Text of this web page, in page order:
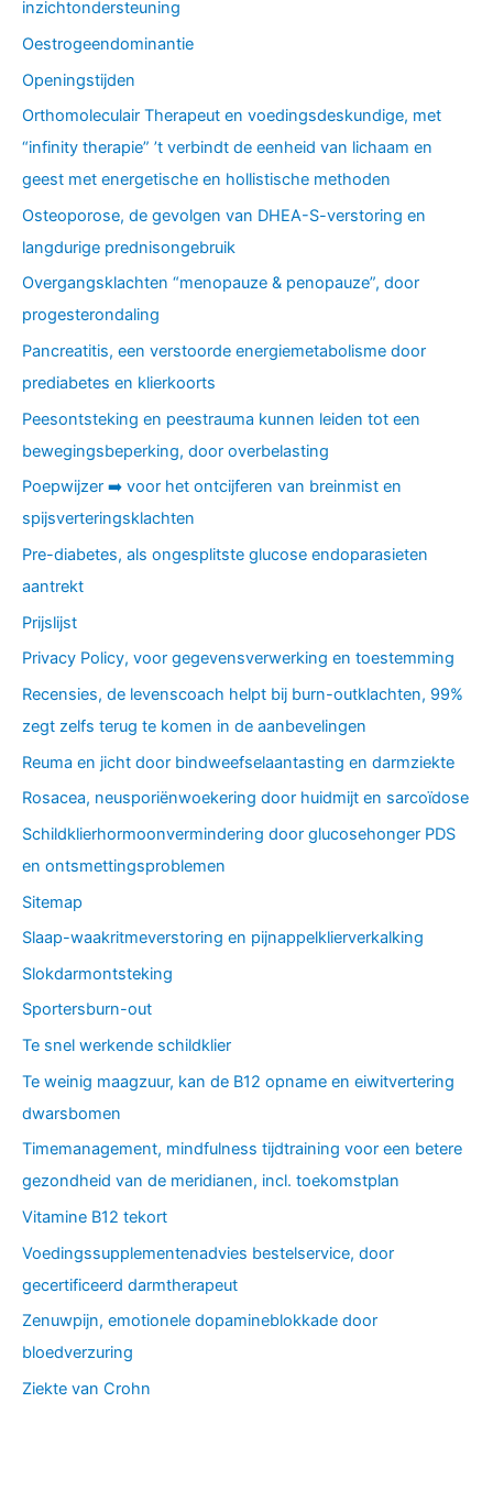
inzichtondersteuning
Oestrogeendominantie
Openingstijden
Orthomoleculair Therapeut en voedingsdeskundige, met
“infinity therapie” ’t verbindt de eenheid van lichaam en
geest met energetische en hollistische methoden
Osteoporose, de gevolgen van DHEA-S-verstoring en
langdurige prednisongebruik
Overgangsklachten “menopauze & penopauze”, door
progesterondaling
Pancreatitis, een verstoorde energiemetabolisme door
prediabetes en klierkoorts
Peesontsteking en peestrauma kunnen leiden tot een
bewegingsbeperking, door overbelasting
Poepwijzer ➡️ voor het ontcijferen van breinmist en
spijsverteringsklachten
Pre-diabetes, als ongesplitste glucose endoparasieten
aantrekt
Prijslijst
Privacy Policy, voor gegevensverwerking en toestemming
Recensies, de levenscoach helpt bij burn-outklachten, 99%
zegt zelfs terug te komen in de aanbevelingen
Reuma en jicht door bindweefselaantasting en darmziekte
Rosacea, neusporiënwoekering door huidmijt en sarcoïdose
Schildklierhormoonvermindering door glucosehonger PDS
en ontsmettingsproblemen
Sitemap
Slaap-waakritmeverstoring en pijnappelklierverkalking
Slokdarmontsteking
Sportersburn-out
Te snel werkende schildklier
Te weinig maagzuur, kan de B12 opname en eiwitvertering
dwarsbomen
Timemanagement, mindfulness tijdtraining voor een betere
gezondheid van de meridianen, incl. toekomstplan
Vitamine B12 tekort
Voedingssupplementenadvies bestelservice, door
gecertificeerd darmtherapeut
Zenuwpijn, emotionele dopamineblokkade door
bloedverzuring
Ziekte van Crohn